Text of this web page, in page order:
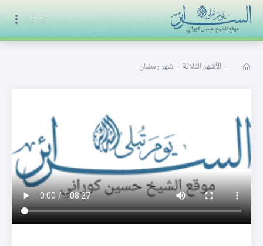
البث المباشر
- الأشهر الثلاثة - شهر رمضان